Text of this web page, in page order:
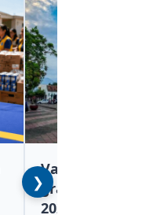
❯
Valledupar se
gran inicio del
2026-2027 del